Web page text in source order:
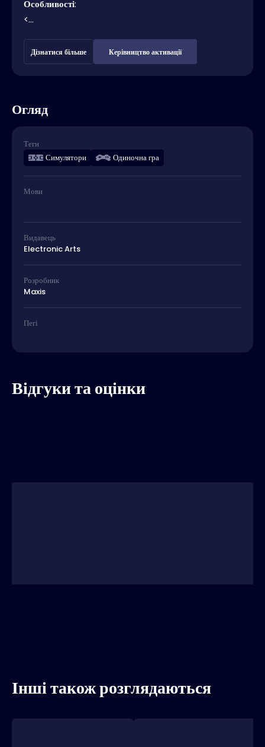
Особливості:
<...
Дізнатися більше Керівництво активації
Огляд
Теги
Симулятори
Одиночна гра
Мови
Видавець
Electronic Arts
Розробник
Maxis
Пегі
Відгуки та оцінки
Інші також розглядаються